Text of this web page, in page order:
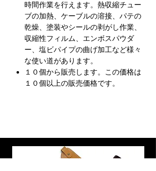
時間作業を行えます。熱収縮チュー
ブの加熱、ケーブルの溶接、パテの
乾燥、塗装やシールの剥がし作業、
収縮性フィルム、エンボスパウダ
ー、塩ビパイプの曲げ加工など様々
な使い道があります。
１０個から販売します。この価格は
１０個以上の販売価格です。